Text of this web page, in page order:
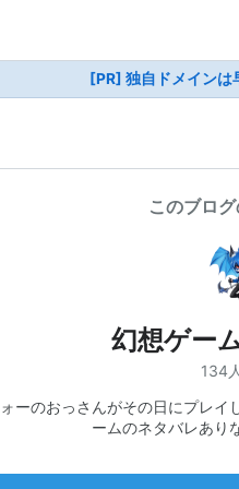
[PR] 独自ドメインは
このブロ
幻想ゲー
134
ーのおっさんがその日にプレイ
ームのネタバレあり